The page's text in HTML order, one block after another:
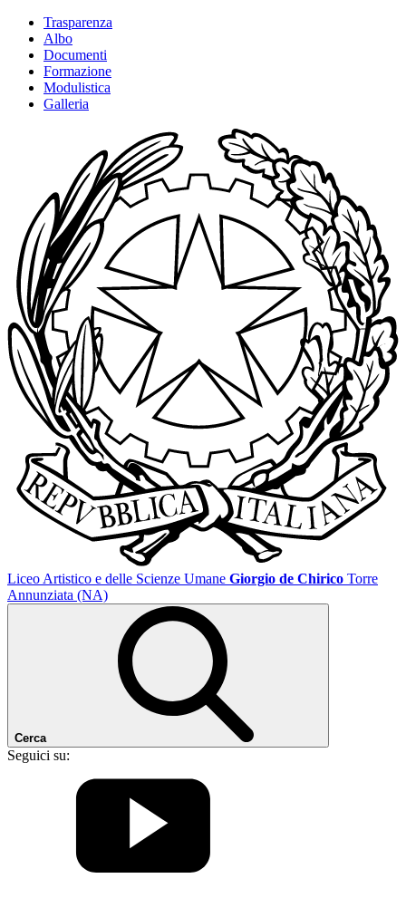
Trasparenza
Albo
Documenti
Formazione
Modulistica
Galleria
Liceo Artistico e delle Scienze Umane Giorgio de Chirico Torre
Annunziata (NA)
Cerca
Seguici su: